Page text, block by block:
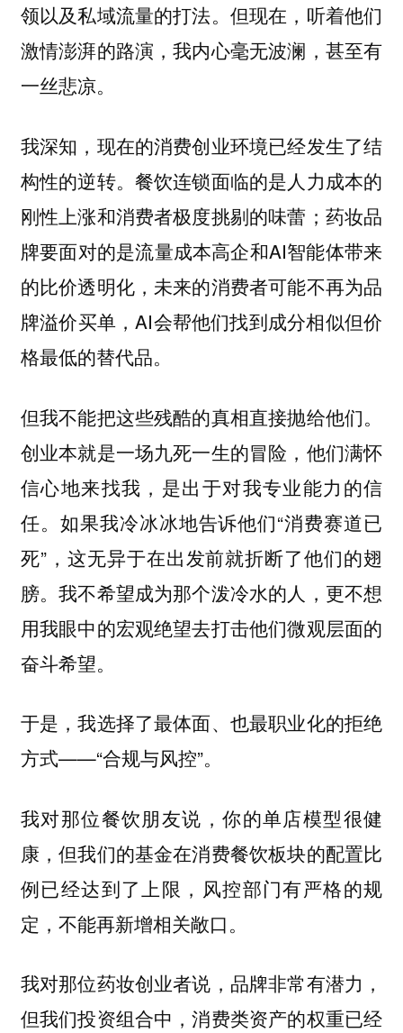
领以及私域流量的打法。但现在，听着他们
激情澎湃的路演，我内心毫无波澜，甚至有
一丝悲凉。
我深知，现在的消费创业环境已经发生了结
构性的逆转。餐饮连锁面临的是人力成本的
刚性上涨和消费者极度挑剔的味蕾；药妆品
牌要面对的是流量成本高企和AI智能体带来
的比价透明化，未来的消费者可能不再为品
牌溢价买单，AI会帮他们找到成分相似但价
格最低的替代品。
但我不能把这些残酷的真相直接抛给他们。
创业本就是一场九死一生的冒险，他们满怀
信心地来找我，是出于对我专业能力的信
任。如果我冷冰冰地告诉他们“消费赛道已
死”，这无异于在出发前就折断了他们的翅
膀。我不希望成为那个泼冷水的人，更不想
用我眼中的宏观绝望去打击他们微观层面的
奋斗希望。
于是，我选择了最体面、也最职业化的拒绝
方式——“合规与风控”。
我对那位餐饮朋友说，你的单店模型很健
康，但我们的基金在消费餐饮板块的配置比
例已经达到了上限，风控部门有严格的规
定，不能再新增相关敞口。
我对那位药妆创业者说，品牌非常有潜力，
但我们投资组合中，消费类资产的权重已经